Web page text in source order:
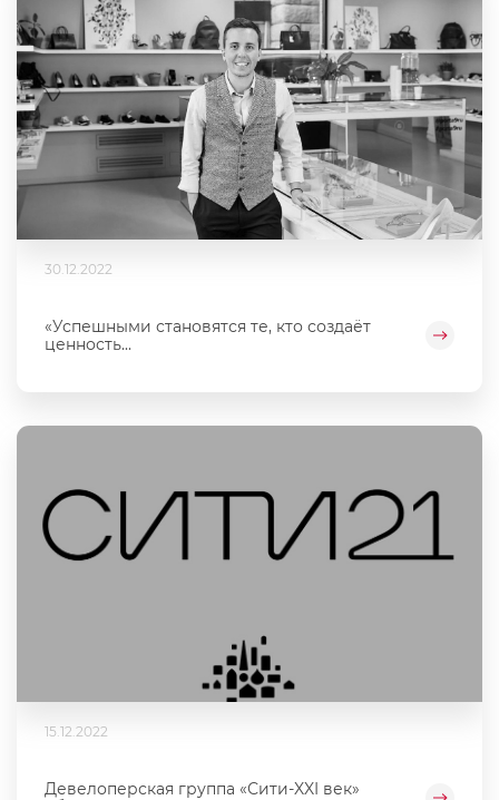
30.12.2022
«Успешными становятся те, кто создаёт
ценность...
15.12.2022
Девелоперская группа «Сити-XXI век»